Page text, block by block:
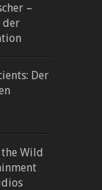
–
der
Der
Wild